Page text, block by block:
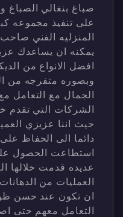
صباغ بنغالي الصباغ
على تنفيذ مجموعه
المنزليه الفني صاحب
يمكنه ان يساعدك
افضل الانواع من
وبصوره متفرجه من
الجمال مع التعامل
الشركات التي تقدم
حيث اننا عزيزي
دائما الى الحفاظ على
استطاعت الحصول
عديده قدمت خلالها
العمليات من
ان تكون عند حسن ظن
التعامل معهم حتى